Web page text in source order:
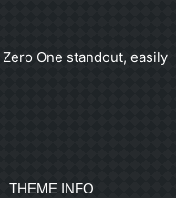
One standout, easily
THEME INFO